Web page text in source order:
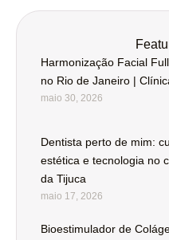
Harmonização Facial
no Rio de Janeiro |
maio 30, 2026
Dentista perto de mim:
estética e tecnologia no
da Tijuca
maio 17, 2026
Bioestimulador de